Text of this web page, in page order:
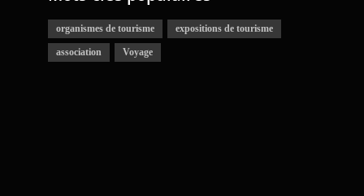
organismes de tourisme expositions de tourisme
association Voyage